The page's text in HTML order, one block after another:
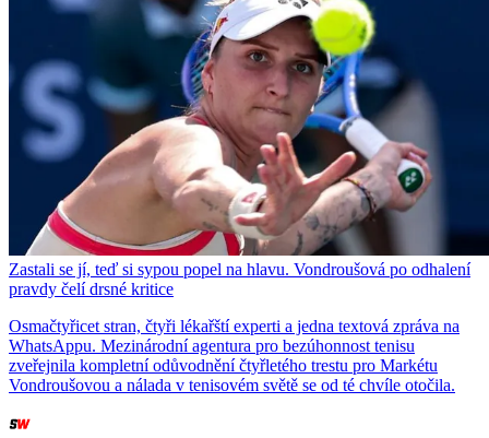
Zastali se jí, teď si sypou popel na hlavu. Vondroušová po odhalení
pravdy čelí drsné kritice
Osmačtyřicet stran, čtyři lékařští experti a jedna textová zpráva na
WhatsAppu. Mezinárodní agentura pro bezúhonnost tenisu
zveřejnila kompletní odůvodnění čtyřletého trestu pro Markétu
Vondroušovou a nálada v tenisovém světě se od té chvíle otočila.